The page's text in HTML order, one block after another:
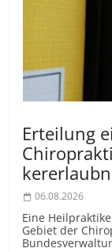
Erteilung
06.08.2026
Eine
Gebiet der